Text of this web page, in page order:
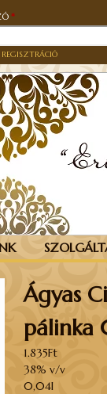
*KÖTELEZŐ
REGISZTRÁCIÓ
Ágyas
pálinka
1.835Ft
38% v/v
0,04l